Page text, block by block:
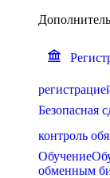
Безопасная
контроль
Обучение
обменным